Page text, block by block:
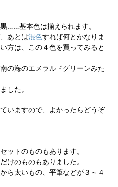
……基本色は揃えられます。
あとは混色すれば何とかなりま
方は、この４色を買ってみると
の海のエメラルドグリーンみた
した。
いますので、よかったらどうぞ
ットのものもあります。
けのものもありました。
ら太いもの、平筆などが３～４